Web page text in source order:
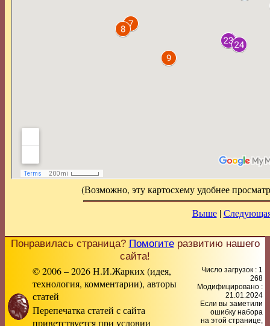
(Возможно, эту картосхему удобнее
Выше|
Понравилась страница? Помогитеразвитию нашего
сайта!
© 2006 – 2026 Н.И.Жарких (идея,
технология, комментарии), авторы
статей
Перепечатка статей с сайта
приветствуется при условии
Число загрузок : 1
268
Модифицировано :
21.01.2024
Если вы заметили
ошибку набора
на этой странице,